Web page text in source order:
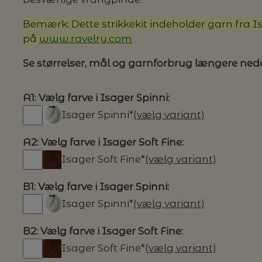
MILJØVENLIGE VASKEMIDLER
Bemærk: Dette strikkekit indeholder garn fra
på www.ravelry.com
Se størrelser, mål og garnforbrug længere
A1: Vælg farve i Isager Spinni:
Isager Spinni*(vælg variant)
A2: Vælg farve i Isager Soft Fine:
Isager Soft Fine*(vælg variant)
B1: Vælg farve i Isager Spinni:
Isager Spinni*(vælg variant)
B2: Vælg farve i Isager Soft Fine:
Isager Soft Fine*(vælg variant)